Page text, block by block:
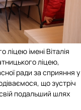
імені Віталія
ліцею,
ради за сприяння у
що зустріч
подальший шлях